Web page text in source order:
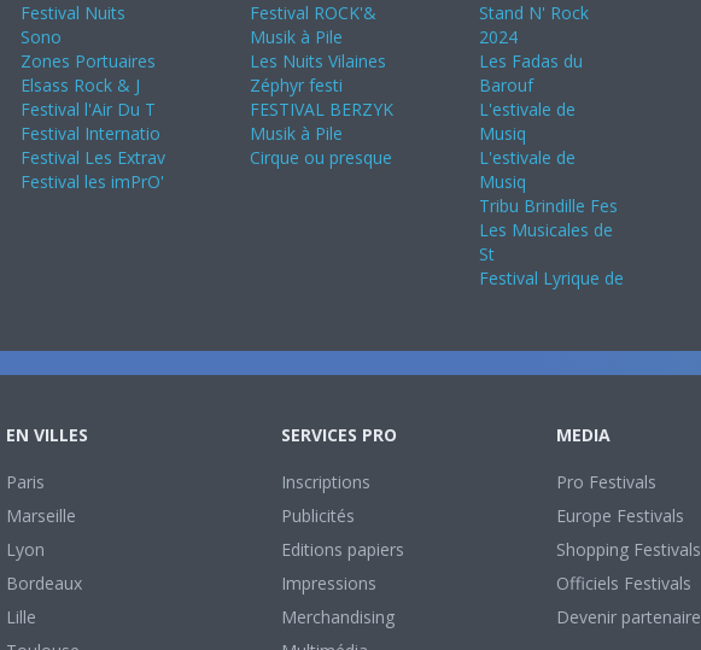
Festival Nuits
Sono
Zones Portuaires
Elsass Rock & J
Festival l'Air Du T
Festival Internatio
Festival Les Extrav
Festival les imPrO'
Festival ROCK'&
Musik à Pile
Les Nuits Vilaines
Zéphyr festi
FESTIVAL BERZYK
Musik à Pile
Cirque ou presque
Stand N' Rock
2024
Les Fadas du
Barouf
L'estivale de
Musiq
L'estivale de
Musiq
Tribu Brindille Fes
Les Musicales de
St
Festival Lyrique de
EN VILLES
Paris
Marseille
Lyon
Bordeaux
Lille
SERVICES PRO
Inscriptions
Publicités
Editions papiers
Impressions
Merchandising
MEDIA
Pro Festivals
Europe Festivals
Shopping Festivals
Officiels Festivals
Devenir partenaire